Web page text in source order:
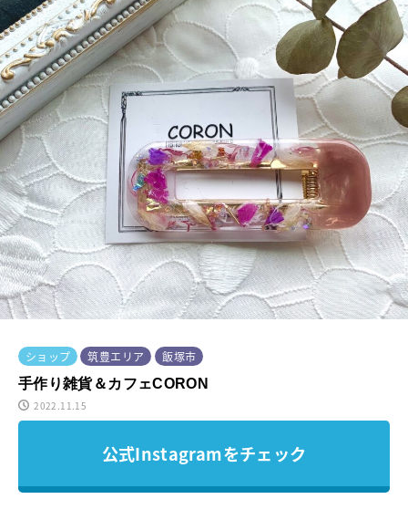
ショップ 筑豊エリア
飯塚市
手作り雑貨＆カフェCORON
2022.11.15
公式Instagramをチェック